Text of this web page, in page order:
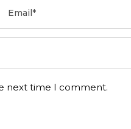
next time I comment.